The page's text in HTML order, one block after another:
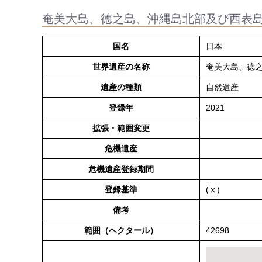
奄美大島、徳之島、沖縄島北部及び西表
国名 日本
世界遺産の名称 奄美大島、徳
遺産の種類 自然遺産
登録年 2021
拡張・範囲変更
危機遺産
危機遺産登録期間
登録基準 (ⅹ)
備考
範囲（ヘクタール） 42698